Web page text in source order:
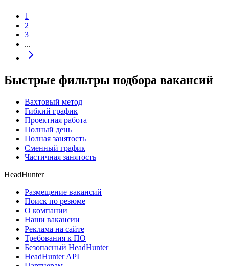
1
2
3
...
Быстрые фильтры подбора вакансий
Вахтовый метод
Гибкий график
Проектная работа
Полный день
Полная занятость
Сменный график
Частичная занятость
HeadHunter
Размещение вакансий
Поиск по резюме
О компании
Наши вакансии
Реклама на сайте
Требования к ПО
Безопасный HeadHunter
HeadHunter API